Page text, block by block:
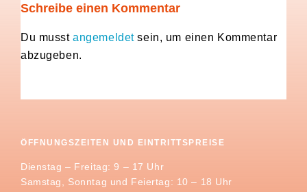
Schreibe einen Kommentar
Du musstangemeldetsein, um einen Kommentar
abzugeben.
ÖFFNUNGSZEITEN UND EINTRITTSPREISE
Dienstag – Freitag: 9 – 17 Uhr
Samstag, Sonntag und Feiertag: 10 – 18 Uhr